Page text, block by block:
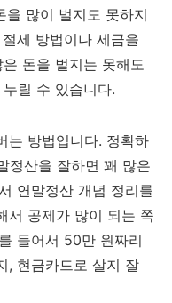
을 많이 벌지도 못하지
세 방법이나 세금을
돈을 벌지는 못해도
릴 수 있습니다.
는 방법입니다. 정확하
정산을 잘하면 꽤 많은
연말정산 개념 정리를
서 공제가 많이 되는 쪽
들어서 50만 원짜리
, 현금카드로 살지 잘